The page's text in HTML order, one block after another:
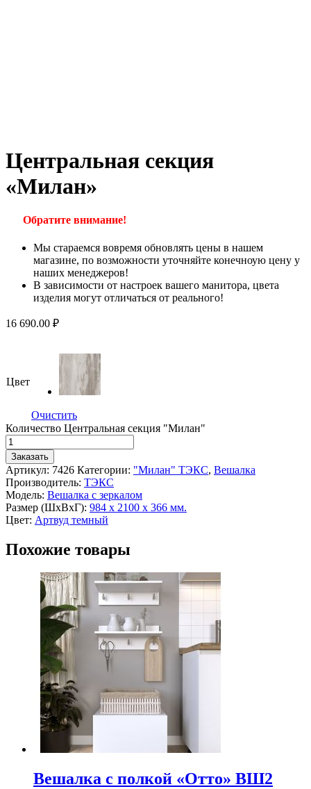
Центральная секция
«Милан»
Обратите внимание!
Мы стараемся вовремя обновлять цены в нашем
магазине, по возможности уточняйте конечноую цену у
наших менеджеров!
В зависимости от настроек вашего манитора, цвета
изделия могут отличаться от реального!
16 690.00 ₽
Цвет
Очистить
Количество Центральная секция "Милан"
Заказать
Артикул: 7426 Категории: "Милан" ТЭКС, Вешалка
Производитель: ТЭКС
Модель: Вешалка с зеркалом
Размер (ШхВхГ): 984 х 2100 х 366 мм.
Цвет: Артвуд темный
Похожие товары
Вешалка с полкой «Отто» ВШ2